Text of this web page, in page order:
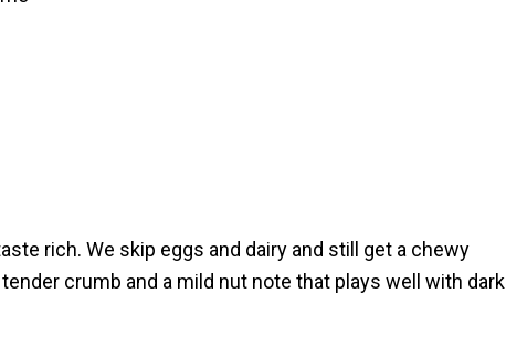
rich. We skip eggs and dairy and still get a chewy
crumb and a mild nut note that plays well with dark